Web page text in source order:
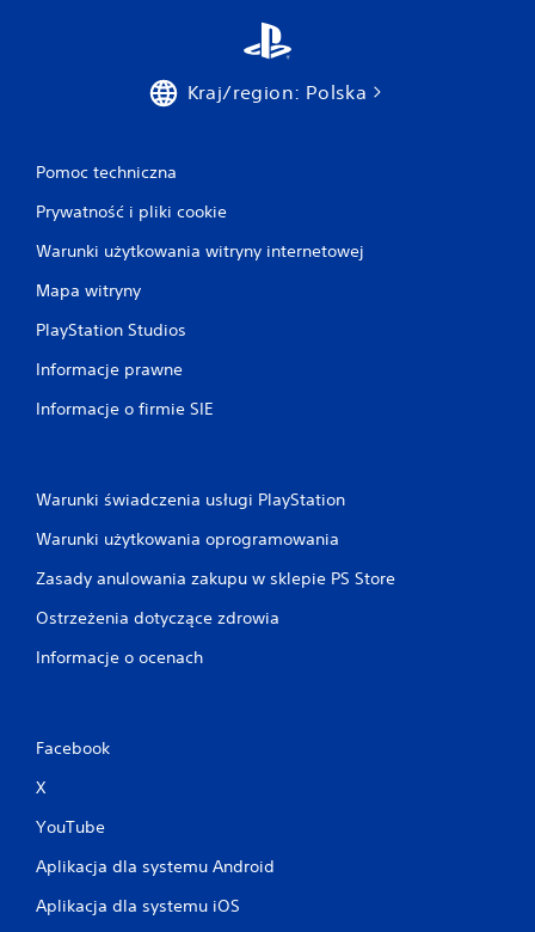
Kraj/region: Polska
Pomoc techniczna
Prywatność i pliki cookie
Warunki użytkowania witryny internetowej
Mapa witryny
PlayStation Studios
Informacje prawne
Informacje o firmie SIE
Warunki świadczenia usługi PlayStation
Warunki użytkowania oprogramowania
Zasady anulowania zakupu w sklepie PS Store
Ostrzeżenia dotyczące zdrowia
Informacje o ocenach
Facebook
X
YouTube
Aplikacja dla systemu Android
Aplikacja dla systemu iOS